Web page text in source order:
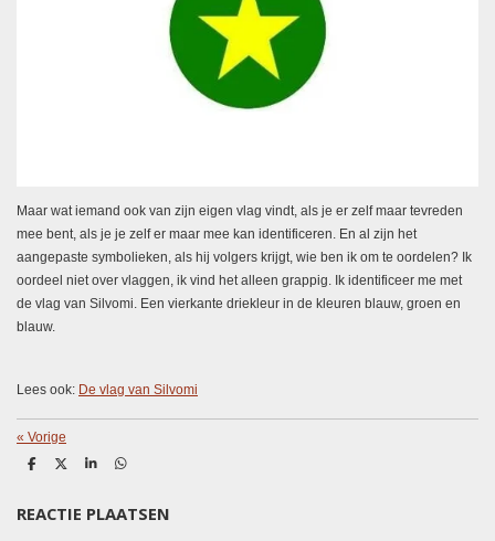
Maar wat iemand ook van zijn eigen vlag vindt, als je er zelf maar tevreden
mee bent, als je je zelf er maar mee kan identificeren. En al zijn het
aangepaste symbolieken, als hij volgers krijgt, wie ben ik om te oordelen? Ik
oordeel niet over vlaggen, ik vind het alleen grappig. Ik identificeer me met
de vlag van Silvomi. Een vierkante driekleur in de kleuren blauw, groen en
blauw.
Lees ook: De vlag van Silvomi
« Vorige
D
e
n
D
l
S
r
e
D
e
n
REACTIE PLAATSEN